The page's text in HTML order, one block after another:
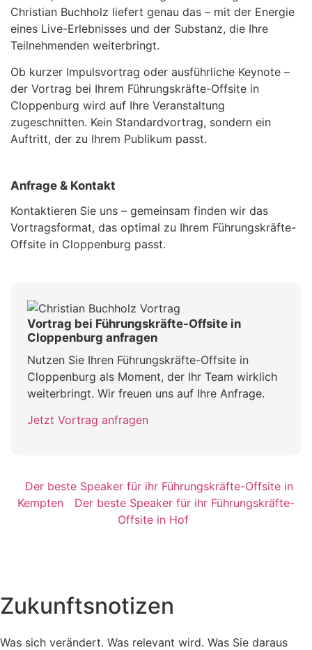
Christian Buchholz liefert genau das – mit der Energie
eines Live-Erlebnisses und der Substanz, die Ihre
Teilnehmenden weiterbringt.
Ob kurzer Impulsvortrag oder ausführliche Keynote –
der Vortrag bei Ihrem Führungskräfte-Offsite in
Cloppenburg wird auf Ihre Veranstaltung
zugeschnitten. Kein Standardvortrag, sondern ein
Auftritt, der zu Ihrem Publikum passt.
Anfrage & Kontakt
Kontaktieren Sie uns – gemeinsam finden wir das
Vortragsformat, das optimal zu Ihrem Führungskräfte-
Offsite in Cloppenburg passt.
Vortrag bei Führungskräfte-Offsite in
Cloppenburg anfragen
Nutzen Sie Ihren Führungskräfte-Offsite in
Cloppenburg als Moment, der Ihr Team wirklich
weiterbringt. Wir freuen uns auf Ihre Anfrage.
Jetzt Vortrag anfragen
Der beste Speaker für ihr Führungskräfte-Offsite in
Kempten
Der beste Speaker für ihr Führungskräfte-
Offsite in Hof
Zukunftsnotizen
Was sich verändert. Was relevant wird. Was Sie daraus